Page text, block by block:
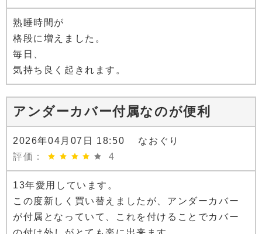
熟睡時間が
格段に増えました。
毎日、
気持ち良く起きれます。
アンダーカバー付属なのが便利
2026年04月07日 18:50 なおぐり
評価：
4
13年愛用しています。
この度新しく買い替えましたが、アンダーカバー
が付属となっていて、これを付けることでカバー